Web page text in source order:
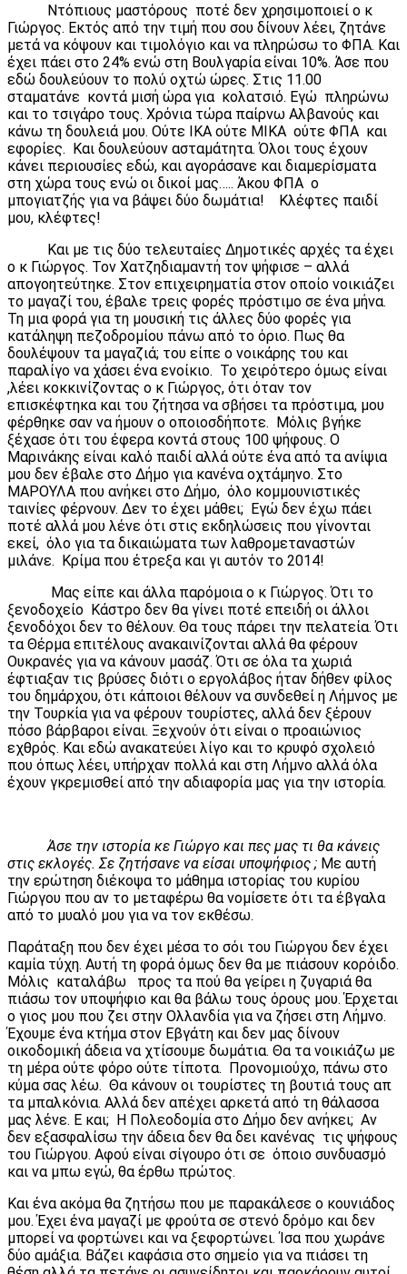
Ντόπιους μαστόρους ποτέ δεν χρησιμοποιεί ο κ
Γιώργος. Εκτός από την τιμή που σου δίνουν λέει, ζητάνε
μετά να κόψουν και τιμολόγιο και να πληρώσω το ΦΠΑ. Και
έχει πάει στο 24% ενώ στη Βουλγαρία είναι 10%. Άσε που
εδώ δουλεύουν το πολύ οχτώ ώρες. Στις 11.00
σταματάνε κοντά μισή ώρα για κολατσιό. Εγώ πληρώνω
και το τσιγάρο τους. Χρόνια τώρα παίρνω Αλβανούς και
κάνω τη δουλειά μου. Ούτε ΙΚΑ ούτε ΜΙΚΑ ούτε ΦΠΑ και
εφορίες. Και δουλεύουν ασταμάτητα. Όλοι τους έχουν
κάνει περιουσίες εδώ, και αγοράσανε και διαμερίσματα
στη χώρα τους ενώ οι δικοί μας….. Άκου ΦΠΑ o
μπογιατζής για να βάψει δύο δωμάτια! Κλέφτες παιδί
μου, κλέφτες!
Και με τις δύο τελευταίες Δημοτικές αρχές τα έχει
ο κ Γιώργος. Τον Χατζηδιαμαντή τον ψήφισε – αλλά
απογοητεύτηκε. Στον επιχειρηματία στον οποίο νοικιάζει
το μαγαζί του, έβαλε τρεις φορές πρόστιμο σε ένα μήνα.
Τη μια φορά για τη μουσική τις άλλες δύο φορές για
κατάληψη πεζοδρομίου πάνω από το όριο. Πως θα
δουλέψουν τα μαγαζιά; του είπε ο νοικάρης του και
παραλίγο να χάσει ένα ενοίκιο. Το χειρότερο όμως είναι
,λέει κοκκινίζοντας ο κ Γιώργος, ότι όταν τον
επισκέφτηκα και του ζήτησα να σβήσει τα πρόστιμα, μου
φέρθηκε σαν να ήμουν ο οποιοσδήποτε. Μόλις βγήκε
ξέχασε ότι του έφερα κοντά στους 100 ψήφους. Ο
Μαρινάκης είναι καλό παιδί αλλά ούτε ένα από τα ανίψια
μου δεν έβαλε στο Δήμο για κανένα οχτάμηνο. Στο
ΜΑΡΟΥΛΑ που ανήκει στο Δήμο, όλο κομμουνιστικές
ταινίες φέρνουν. Δεν το έχει μάθει; Εγώ δεν έχω πάει
ποτέ αλλά μου λένε ότι στις εκδηλώσεις που γίνονται
εκεί, όλο για τα δικαιώματα των λαθρομεταναστών
μιλάνε. Κρίμα που έτρεξα και γι αυτόν το 2014!
Μας είπε και άλλα παρόμοια ο κ Γιώργος. Ότι το
ξενοδοχείο Κάστρο δεν θα γίνει ποτέ επειδή οι άλλοι
ξενοδόχοι δεν το θέλουν. Θα τους πάρει την πελατεία. Ότι
τα Θέρμα επιτέλους ανακαινίζονται αλλά θα φέρουν
Ουκρανές για να κάνουν μασάζ. Ότι σε όλα τα χωριά
έφτιαξαν τις βρύσες διότι ο εργολάβος ήταν δήθεν φίλος
του δημάρχου, ότι κάποιοι θέλουν να συνδεθεί η Λήμνος με
την Τουρκία για να φέρουν τουρίστες, αλλά δεν ξέρουν
πόσο βάρβαροι είναι. Ξεχνούν ότι είναι ο προαιώνιος
εχθρός. Και εδώ ανακατεύει λίγο και το κρυφό σχολειό
που όπως λέει, υπήρχαν πολλά και στη Λήμνο αλλά όλα
έχουν γκρεμισθεί από την αδιαφορία μας για την ιστορία.
Άσε την ιστορία κε Γιώργο και πες μας τι θα κάνεις
στις εκλογές. Σε ζητήσανε να είσαι υποψήφιος ; Με αυτή
την ερώτηση διέκοψα το μάθημα ιστορίας του κυρίου
Γιώργου που αν το μεταφέρω θα νομίσετε ότι τα έβγαλα
από το μυαλό μου για να τον εκθέσω.
Παράταξη που δεν έχει μέσα το σόι του Γιώργου δεν έχει
καμία τύχη. Αυτή τη φορά όμως δεν θα με πιάσουν κορόιδο.
Μόλις καταλάβω προς τα πού θα γείρει η ζυγαριά θα
πιάσω τον υποψήφιο και θα βάλω τους όρους μου. Έρχεται
ο γιος μου που ζει στην Ολλανδία για να ζήσει στη Λήμνο.
Έχουμε ένα κτήμα στον Εβγάτη και δεν μας δίνουν
οικοδομική άδεια να χτίσουμε δωμάτια. Θα τα νοικιάζω με
τη μέρα ούτε φόρο ούτε τίποτα. Προνομιούχο, πάνω στο
κύμα σας λέω. Θα κάνουν οι τουρίστες τη βουτιά τους απ
τα μπαλκόνια. Αλλά δεν απέχει αρκετά από τη θάλασσα
μας λένε. Ε και; Η Πολεοδομία στο Δήμο δεν ανήκει; Αν
δεν εξασφαλίσω την άδεια δεν θα δει κανένας τις ψήφους
του Γιώργου. Αφού είναι σίγουρο ότι σε όποιο συνδυασμό
και να μπω εγώ, θα έρθω πρώτος.
Και ένα ακόμα θα ζητήσω που με παρακάλεσε ο κουνιάδος
μου. Έχει ένα μαγαζί με φρούτα σε στενό δρόμο και δεν
μπορεί να φορτώνει και να ξεφορτώνει. Ίσα που χωράνε
δύο αμάξια. Βάζει καφάσια στο σημείο για να πιάσει τη